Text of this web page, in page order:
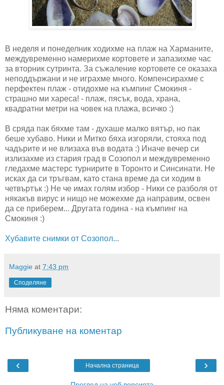
В неделя и понеделник ходихме на плаж на Харманите,
междувременно намерихме кортовете и запазихме час
за вторник сутринта. За съжаление кортовете се оказаха
неподдържани и не играхме много. Компенсирахме с
перфектен плаж - отидохме на къмпинг Смокиня -
страшно ми хареса! - плаж, пясък, вода, храна,
квадратни метри на човек на плажа, всичко :)
В сряда пак бяхме там - духаше малко вятър, но пак
беше хубаво. Ники и Митко бяха изгоряли, стояха под
чадърите и не влизаха във водата :) Иначе вечер си
излизахме из стария град в Созопол и междувременно
гледахме мастерс турнирите в Торонто и Синсинати. Не
исках да си тръгвам, като стана време да си ходим в
четвъртък :) Не че имах голям избор - Ники се разболя от
някакъв вирус и нищо не можехме да направим, освен
да се приберем... Другата година - на къмпинг на
Смокиня :)
Хубавите снимки от Созопол...
Maggie at 7:43 pm
Споделяне
Няма коментари:
Публикуване на коментар
‹ ›
Начална страница